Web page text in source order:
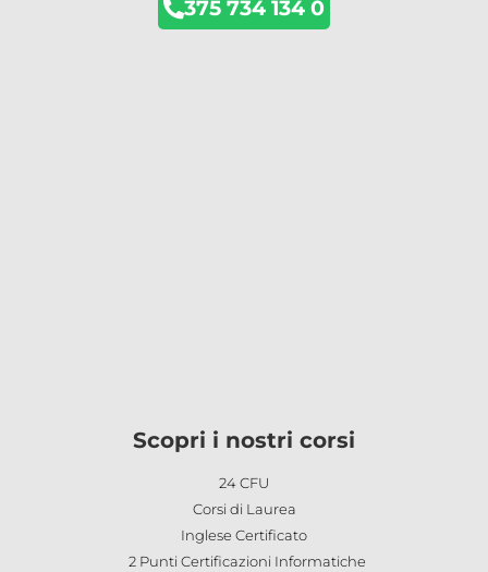
375 734 134 0
Scopri i nostri corsi
24 CFU
Corsi di Laurea
Inglese Certificato
2 Punti Certificazioni Informatiche